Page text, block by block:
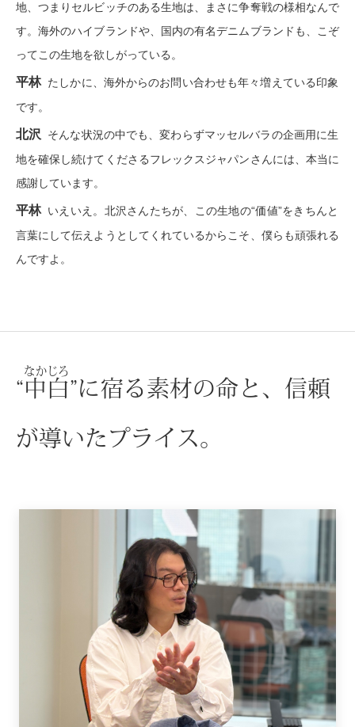
ア
プ
ス
おすすめブ
ザ･ノース･フ
カンタベリー
おすすめカ
BOGARD
BOGARD
RUGLOG
地、つまりセルビッチのある生地は、まさに争奪戦の様相なんで
す。海外のハイブランドや、国内の有名デニムブランドも、こぞ
ってこの生地を欲しがっている。
平林 たしかに、海外からのお問い合わせも年々増えている印象
です。
北沢 そんな状況の中でも、変わらずマッセルバラの企画用に生
地を確保し続けてくださるフレックスジャパンさんには、本当に
感謝しています。
平林 いえいえ。北沢さんたちが、この生地の“価値”をきちんと
言葉にして伝えようとしてくれているからこそ、僕らも頑張れる
んですよ。
“中白
なかじろ
”に宿る素材の命と、信頼
が導いたプライス。